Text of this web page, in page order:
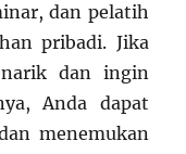
dan pelatih
pribadi. Jika
dan ingin
Anda dapat
menemukan